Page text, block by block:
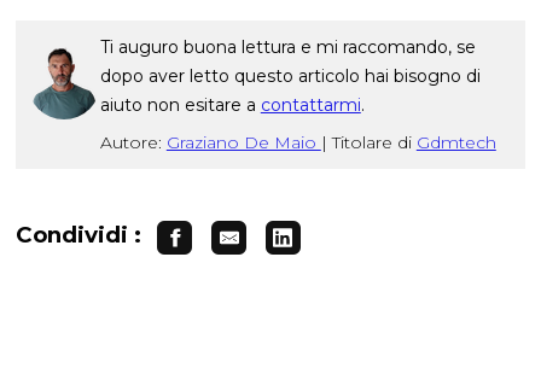
Ti auguro buona lettura e mi raccomando, se
dopo aver letto questo articolo hai bisogno di
aiuto non esitare a contattarmi.
Autore: Graziano De Maio | Titolare di Gdmtech
Condividi :